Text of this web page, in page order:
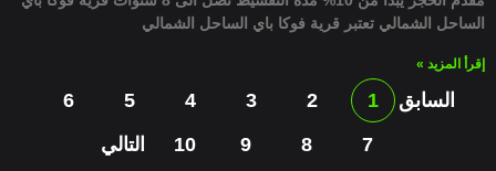
الساحل الشمالي تعتبر قرية فوكا باي الساحل الشمالي
إقرأ المزيد »
السابق 1
2
3
4
5
6
7
8
9
10 التالي